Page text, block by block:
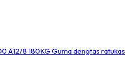
A12/8 180KG Guma dengtas ratukas